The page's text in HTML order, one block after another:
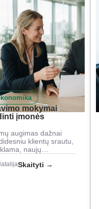
mokymai
įmonės
augimas dažnai
klientų srautu,
naujų…
Skaityti →